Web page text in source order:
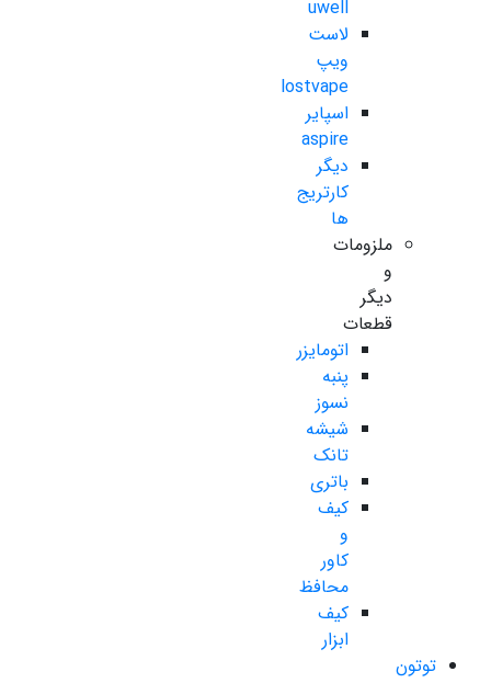
uwell
لاست
ویپ
lostvape
اسپایر
aspire
دیگر
کارتریج
ها
ملزومات
و
دیگر
قطعات
اتومایزر
پنبه
نسوز
شیشه
تانک
باتری
کیف
و
کاور
محافظ
کیف
ابزار
توتون